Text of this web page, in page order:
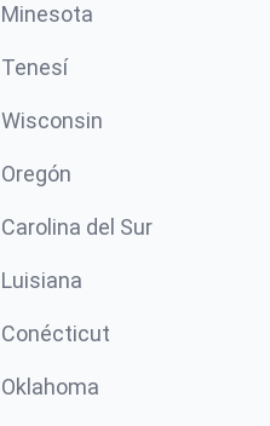
Minesota
Tenesí
Wisconsin
Oregón
Carolina del Sur
Luisiana
Conécticut
Oklahoma